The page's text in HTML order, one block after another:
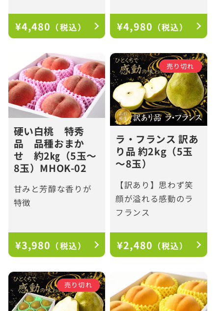
通
常
格
¥4,480 （税込）
通
常
価
格
¥4,980 （税込）
硬い白桃 特秀
品 品種おまか
せ 約2㎏（5玉～
8玉）MHOK-02
甘みと芳醇な香りが
特徴
通
常
価
格
¥3,980 （税込）
売り切れ
ラ・フランス 訳あ
り品 約2kg（5玉
～8玉）
【訳あり】思わず笑
顔が溢れる感動のラ
フランス
通
常
格
¥2,480 （税込）
売り切れ